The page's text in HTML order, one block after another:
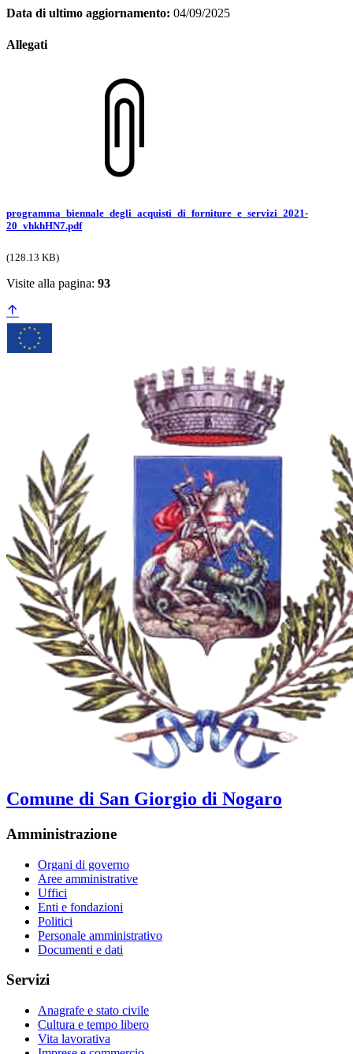
Data di ultimo aggiornamento: 04/09/2025
Allegati
programma_biennale_degli_acquisti_di_forniture_e_servizi_2021-
20_vhkhHN7.pdf
(128.13 KB)
Visite alla pagina: 93
Comune di San Giorgio di Nogaro
Amministrazione
Organi di governo
Aree amministrative
Uffici
Enti e fondazioni
Politici
Personale amministrativo
Documenti e dati
Servizi
Anagrafe e stato civile
Cultura e tempo libero
Vita lavorativa